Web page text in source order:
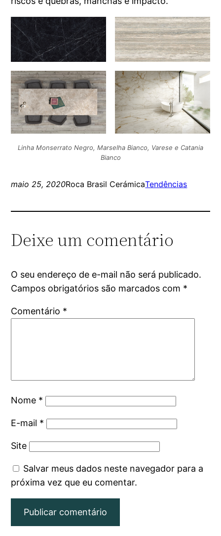
Linha Monserrato Negro, Marselha Bianco, Varese e Catania
Bianco
maio 25, 2020Roca Brasil CerámicaTendências
Deixe um comentário
O seu endereço de e-mail não será publicado.
Campos obrigatórios são marcados com *
Comentário *
Nome *
E-mail *
Site
Salvar meus dados neste navegador para a
próxima vez que eu comentar.